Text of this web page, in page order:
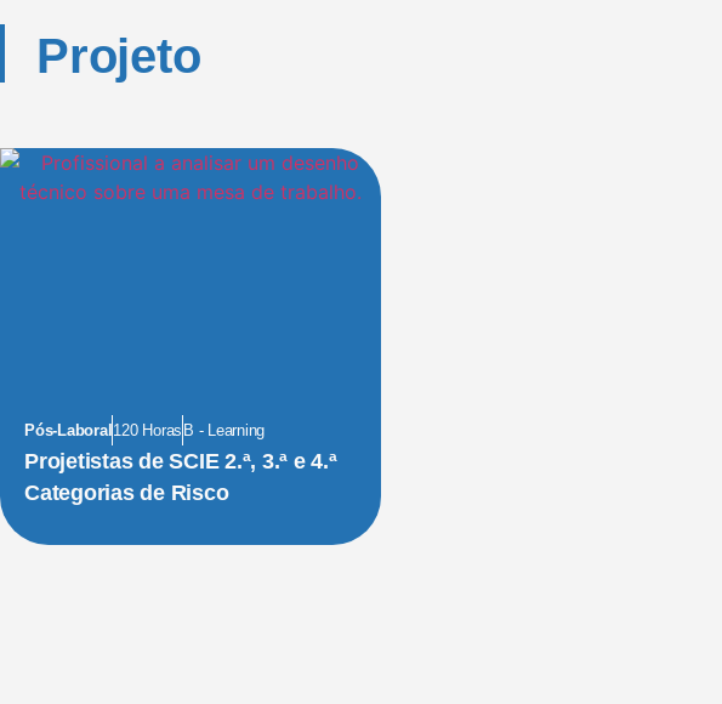
Projeto
Pós-Laboral 120 Horas B - Learning
Projetistas de SCIE 2.ª, 3.ª e 4.ª
Categorias de Risco